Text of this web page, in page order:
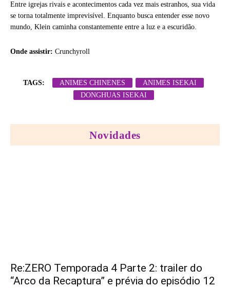
Entre igrejas rivais e acontecimentos cada vez mais estranhos, sua vida
se torna totalmente imprevisível. Enquanto busca entender esse novo
mundo, Klein caminha constantemente entre a luz e a escuridão.
Onde assistir: Crunchyroll
TAGS: ANIMES CHINENES
ANIMES ISEKAI
DONGHUAS ISEKAI
Novidades
Re:ZERO Temporada 4 Parte 2: trailer do
“Arco da Recaptura” e prévia do episódio 12